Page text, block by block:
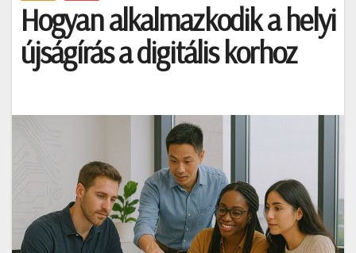
Hogyan alkalmazkodik a helyi
újságírás a digitális korhoz